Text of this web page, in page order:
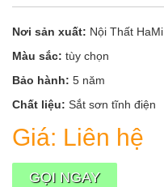
Nơi sản xuất: Nội Thất HaMi
Màu sắc: tùy chọn
Bảo hành: 5 năm
Chất liệu: Sắt sơn tĩnh điện
Giá: Liên hệ
GỌI NGAY